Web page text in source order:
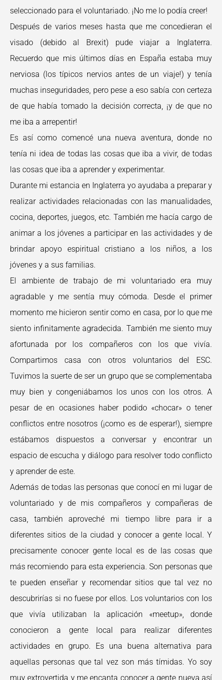
seleccionado para el voluntariado. ¡No me lo podía creer!
Después de varios meses hasta que me concedieran el
visado (debido al Brexit) pude viajar a Inglaterra.
Recuerdo que mis últimos días en España estaba muy
nerviosa (los típicos nervios antes de un viaje!) y tenía
muchas inseguridades, pero pese a eso sabía con certeza
de que había tomado la decisión correcta, ¡y de que no
me iba a arrepentir!
Es así como comencé una nueva aventura, donde no
tenía ni idea de todas las cosas que iba a vivir, de todas
las cosas que iba a aprender y experimentar.
Durante mi estancia en Inglaterra yo ayudaba a preparar y
realizar actividades relacionadas con las manualidades,
cocina, deportes, juegos, etc. También me hacía cargo de
animar a los jóvenes a participar en las actividades y de
brindar apoyo espiritual cristiano a los niños, a los
jóvenes y a sus familias.
El ambiente de trabajo de mi voluntariado era muy
agradable y me sentía muy cómoda. Desde el primer
momento me hicieron sentir como en casa, por lo que me
siento infinitamente agradecida. También me siento muy
afortunada por los compañeros con los que vivía.
Compartimos casa con otros voluntarios del ESC.
Tuvimos la suerte de ser un grupo que se complementaba
muy bien y congeniábamos los unos con los otros. A
pesar de en ocasiones haber podido «chocar» o tener
conflictos entre nosotros (¡como es de esperar!), siempre
estábamos dispuestos a conversar y encontrar un
espacio de escucha y diálogo para resolver todo conflicto
y aprender de este.
Además de todas las personas que conocí en mi lugar de
voluntariado y de mis compañeros y compañeras de
casa, también aproveché mi tiempo libre para ir a
diferentes sitios de la ciudad y conocer a gente local. Y
precisamente conocer gente local es de las cosas que
más recomiendo para esta experiencia. Son personas que
te pueden enseñar y recomendar sitios que tal vez no
descubrirías si no fuese por ellos. Los voluntarios con los
que vivía utilizaban la aplicación «meetup», donde
conocieron a gente local para realizar diferentes
actividades en grupo. Es una buena alternativa para
aquellas personas que tal vez son más tímidas. Yo soy
muy extrovertida y me encanta conocer a gente nueva así